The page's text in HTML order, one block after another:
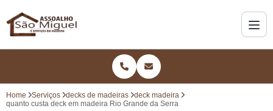
Home Serviços decks de madeiras
deck madeira
quanto custa deck em madeira Rio Grande da Serra